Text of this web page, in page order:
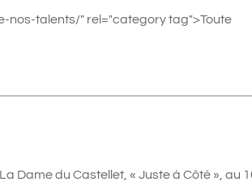
talents/" rel="category tag">Toute
Dame du Castellet, « Juste à Côté », au